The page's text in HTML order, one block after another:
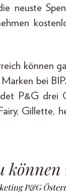
neuste
können
bei
P&G
Gillette,
können
P&G